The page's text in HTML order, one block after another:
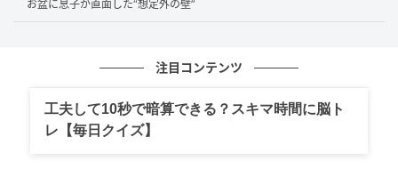
万円程度の予納金が必要となるため、手続きが難航し
地国庫帰属法による国庫帰属制度も、あくまで土地を
対象とした制度です。リゾートマンションのような建
お盆に息子が直面した“想定外の壁”
注目コンテンツ
工夫して10秒で暗算できる？スキマ時間に脳ト
レ【毎日クイズ】